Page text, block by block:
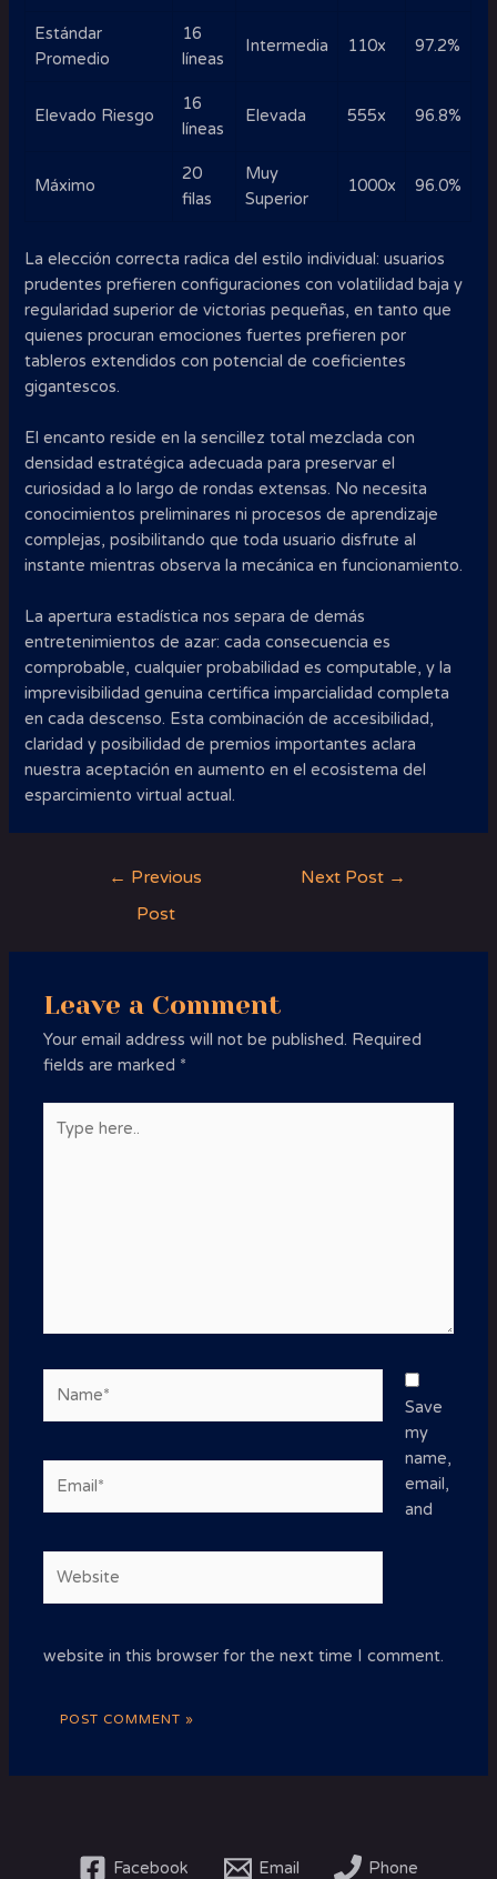
Estándar
Promedio
16
líneas
Intermedia 110x 97.2%
Elevado Riesgo
16
líneas
Elevada 555x 96.8%
Máximo
20
filas
Muy
Superior
1000x 96.0%
La elección correcta radica del estilo individual: usuarios
prudentes prefieren configuraciones con volatilidad baja y
regularidad superior de victorias pequeñas, en tanto que
quienes procuran emociones fuertes prefieren por
tableros extendidos con potencial de coeficientes
gigantescos.
El encanto reside en la sencillez total mezclada con
densidad estratégica adecuada para preservar el
curiosidad a lo largo de rondas extensas. No necesita
conocimientos preliminares ni procesos de aprendizaje
complejas, posibilitando que toda usuario disfrute al
instante mientras observa la mecánica en funcionamiento.
La apertura estadística nos separa de demás
entretenimientos de azar: cada consecuencia es
comprobable, cualquier probabilidad es computable, y la
imprevisibilidad genuina certifica imparcialidad completa
en cada descenso. Esta combinación de accesibilidad,
claridad y posibilidad de premios importantes aclara
nuestra aceptación en aumento en el ecosistema del
esparcimiento virtual actual.
← Previous
Post
Next Post →
Leave a Comment
Your email address will not be published. Required
fields are marked *
here..
Save
my
name,
email,
and
website in this browser for the next time I comment.
Facebook Email Phone